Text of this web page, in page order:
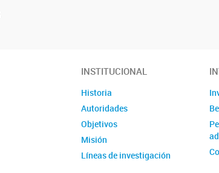
INSTITUCIONAL
Historia
Autoridades
Objetivos
Misión
Líneas de investigación